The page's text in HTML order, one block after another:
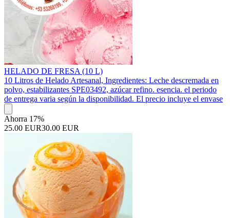
HELADO DE FRESA (10 L)
10 Litros de Helado Artesanal, Ingredientes: Leche descremada en
polvo, estabilizantes SPE03492, azúcar refino. esencia. el periodo
de entrega varia según la disponibilidad. El precio incluye el envase
Ahorra 17%
25.00 EUR30.00 EUR